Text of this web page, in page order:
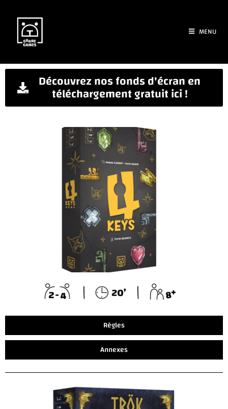
MENU
Découvrez nos fonds d'écran en
téléchargement gratuit ici !
Règles
Annexes